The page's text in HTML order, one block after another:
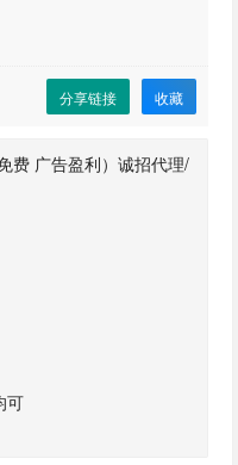
分享链接 收藏
费 广告盈利）诚招代理/
可